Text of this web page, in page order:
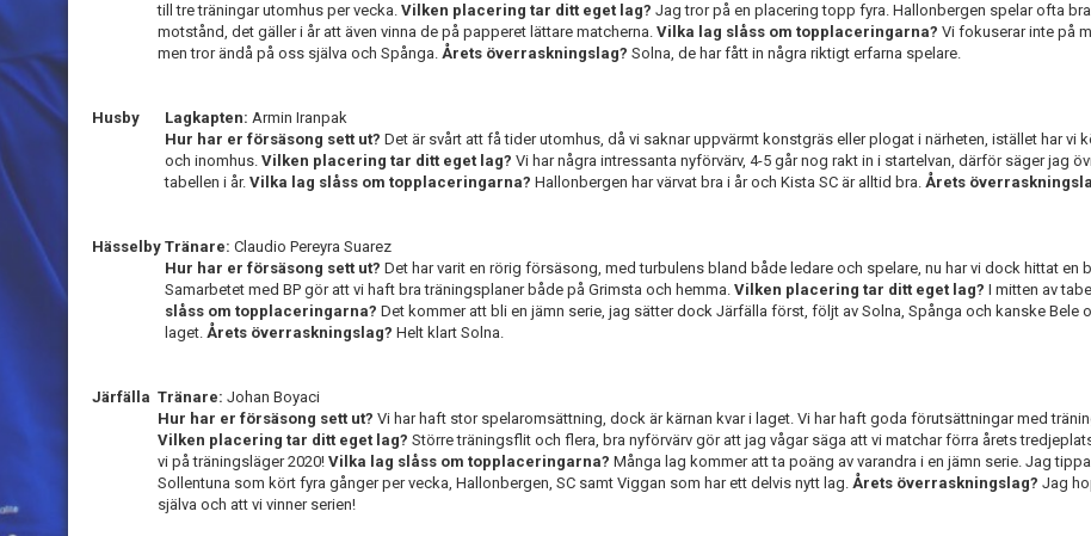
till tre träningar utomhus per vecka. Vilken placering tar ditt eget lag? Jag tror på en placering topp fyra. Hallonbergen spelar ofta
motstånd, det gäller i år att även vinna de på papperet lättare matcherna. Vilka lag slåss om topplaceringarna? Vi fokuserar inte på
men tror ändå på oss själva och Spånga. Årets överraskningslag? Solna, de har fått in några riktigt erfarna spelare.
Husby Lagkapten: Armin Iranpak
Hur har er försäsong sett ut? Det är svårt att få tider utomhus, då vi saknar uppvärmt konstgräs eller plogat i närheten, istället har vi
och inomhus. Vilken placering tar ditt eget lag? Vi har några intressanta nyförvärv, 4-5 går nog rakt in i startelvan, därför säger jag
tabellen i år. Vilka lag slåss om topplaceringarna? Hallonbergen har värvat bra i år och Kista SC är alltid bra. Årets
Hässelby Tränare: Claudio Pereyra Suarez
Hur har er försäsong sett ut? Det har varit en rörig försäsong, med turbulens bland både ledare och spelare, nu har vi dock hittat en
Samarbetet med BP gör att vi haft bra träningsplaner både på Grimsta och hemma. Vilken placering tar ditt eget lag? I mitten av
slåss om topplaceringarna? Det kommer att bli en jämn serie, jag sätter dock Järfälla först, följt av Solna, Spånga och kanske Bele
laget. Årets överraskningslag? Helt klart Solna.
Järfälla Tränare: Johan Boyaci
Hur har er försäsong sett ut? Vi har haft stor spelaromsättning, dock är kärnan kvar i laget. Vi har haft goda förutsättningar med
Vilken placering tar ditt eget lag? Större träningsflit och flera, bra nyförvärv gör att jag vågar säga att vi matchar förra årets
vi på träningsläger 2020! Vilka lag slåss om topplaceringarna? Många lag kommer att ta poäng av varandra i en jämn serie. Jag
Sollentuna som kört fyra gånger per vecka, Hallonbergen, SC samt Viggan som har ett delvis nytt lag. Årets överraskningslag? Jag
själva och att vi vinner serien!